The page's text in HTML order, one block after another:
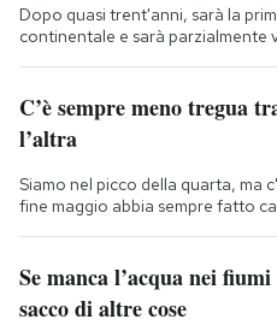
Dopo quasi trent'anni, sarà la
continentale e sarà parzialmente
C’è sempre meno tregua
l’altra
Siamo nel picco della quarta, ma
fine maggio abbia sempre fatto
Se manca l’acqua nei
sacco di altre cose